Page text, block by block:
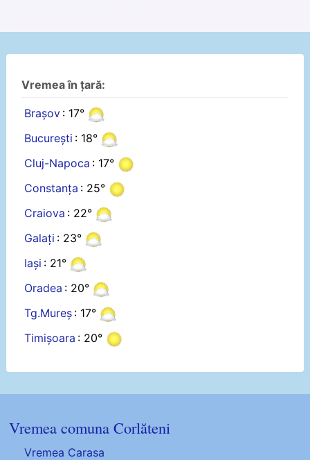
Vremea în țară:
Brașov : 17°
București : 18°
Cluj-Napoca : 17°
Constanța : 25°
Craiova : 22°
Galați : 23°
Iași : 21°
Oradea : 20°
Tg.Mureș : 17°
Timișoara : 20°
Vremea comuna Corlăteni
Vremea Carasa